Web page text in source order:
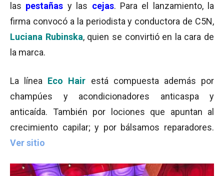
las pestañas y las cejas. Para el lanzamiento, la
firma convocó a la periodista y conductora de C5N,
Luciana Rubinska, quien se convirtió en la cara de
la marca.
La línea Eco Hair está compuesta además por
champúes y acondicionadores anticaspa y
anticaída. También por lociones que apuntan al
crecimiento capilar; y por bálsamos reparadores.
Ver sitio